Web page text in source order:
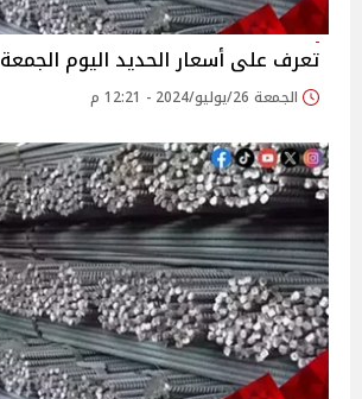
تعرف على أسعار الحديد اليوم الجمعة
الجمعة 26/يوليو/2024 - 12:21 م